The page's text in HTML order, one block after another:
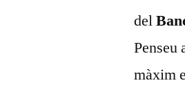
del
Penseu
màxim